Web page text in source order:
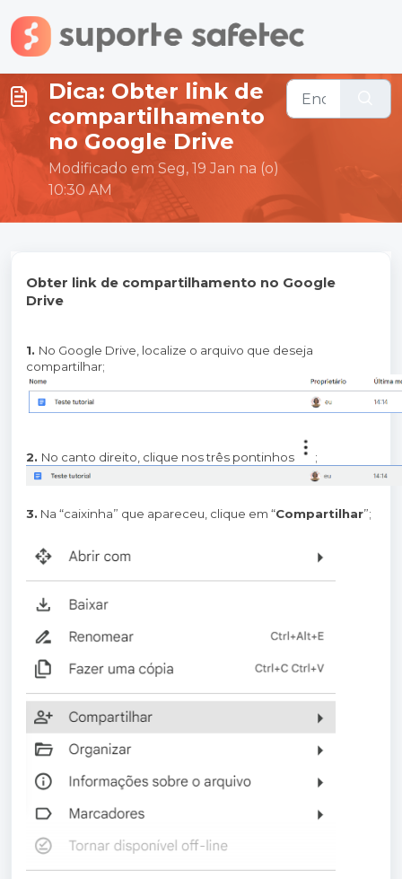
Ir para o conteúdo principal
Dica: Obter link de
compartilhamento
no Google Drive
Modificado em Seg, 19 Jan na (o)
10:30 AM
Obter link de compartilhamento no Google
Drive
1. No Google Drive, localize o arquivo que deseja
compartilhar;
2. No canto direito, clique nos três pontinhos ;
3. Na “caixinha” que apareceu, clique em “Compartilhar”;